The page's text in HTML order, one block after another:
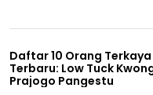
Daftar 10 Orang
Terbaru: Low Tuck
Prajogo Pangestu